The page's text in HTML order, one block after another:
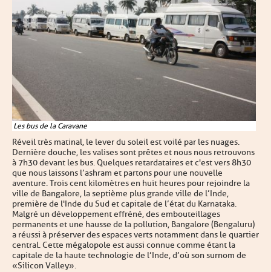
Les bus de la Caravane
Réveil très matinal, le lever du soleil est voilé par les nuages.
Dernière douche, les valises sont prêtes et nous nous retrouvons
à 7h30 devant les bus. Quelques retardataires et c'est vers 8h30
que nous laissons l’ashram et partons pour une nouvelle
aventure. Trois cent kilomètres en huit heures pour rejoindre la
ville de Bangalore, la septième plus grande ville de l’Inde,
première de l'Inde du Sud et capitale de l’état du Karnataka.
Malgré un développement effréné, des embouteillages
permanents et une hausse de la pollution, Bangalore (Bengaluru)
a réussi à préserver des espaces verts notamment dans le quartier
central. Cette mégalopole est aussi connue comme étant la
capitale de la haute technologie de l’Inde, d’où son surnom de
« Silicon Valley ».